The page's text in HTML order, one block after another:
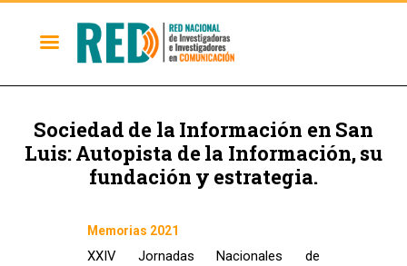
Sociedad de la Información en San
Luis: Autopista de la Información, su
fundación y estrategia.
Memorias 2021
XXIV Jornadas Nacionales de